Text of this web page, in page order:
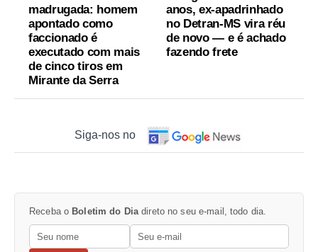
madrugada: homem
apontado como
faccionado é
executado com mais
de cinco tiros em
Mirante da Serra
anos, ex-apadrinhado
no Detran-MS vira réu
de novo — e é achado
fazendo frete
Siga-nos no
Receba o Boletim do Dia direto no seu e-mail, todo dia.